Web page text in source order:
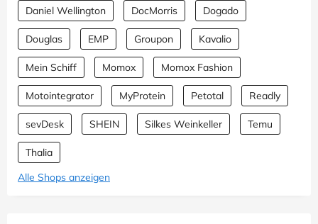
Daniel Wellington DocMorris Dogado
Douglas EMP Groupon Kavalio
Mein Schiff Momox Momox Fashion
Motointegrator MyProtein Petotal Readly
sevDesk SHEIN Silkes Weinkeller Temu
Thalia
Alle Shops anzeigen